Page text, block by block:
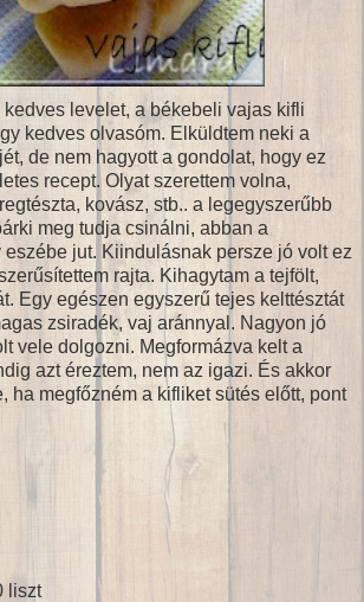
kedves levelet, a békebeli vajas kifli
kedves olvasóm. Elküldtem neki a
de nem hagyott a gondolat, hogy ez
recept. Olyat szerettem volna,
kovász, stb.. a legegyszerűbb
meg tudja csinálni, abban a
jut. Kiindulásnak persze jó volt ez
rajta. Kihagytam a tejfölt,
Egy egészen egyszerű tejes kelttésztát
zsiradék, vaj aránnyal. Nagyon jó
vele dolgozni. Megformázva kelt a
azt éreztem, nem az igazi. És akkor
ha megfőzném a kifliket sütés előtt, pont
liszt